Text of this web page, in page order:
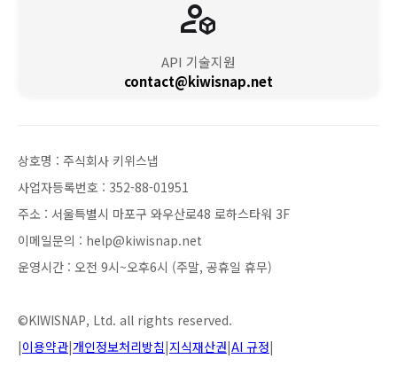
API 기술지원
contact@kiwisnap.net
상호명 : 주식회사 키위스냅
사업자등록번호 : 352-88-01951
주소 : 서울특별시 마포구 와우산로48 로하스타워 3F
이메일문의 : help@kiwisnap.net
운영시간 : 오전 9시~오후6시 (주말, 공휴일 휴무)
©KIWISNAP, Ltd. all rights reserved.
|이용약관|개인정보처리방침|지식재산권|AI 규정|